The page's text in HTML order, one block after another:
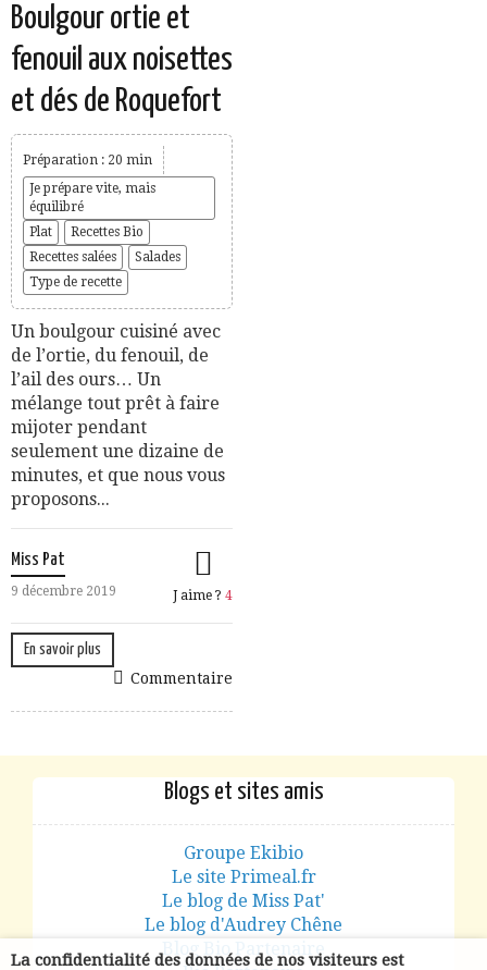
Boulgour ortie et
fenouil aux noisettes
et dés de Roquefort
Préparation : 20 min
Je prépare vite, mais
équilibré
Plat
Recettes Bio
Recettes salées
Salades
Type de recette
Un boulgour cuisiné avec
de l’ortie, du fenouil, de
l’ail des ours… Un
mélange tout prêt à faire
mijoter pendant
seulement une dizaine de
minutes, et que nous vous
proposons...
Miss Pat
9 décembre 2019 J aime ? 4
En savoir plus
Commentaire
Blogs et sites amis
Groupe Ekibio
Le site Primeal.fr
Le blog de Miss Pat'
Le blog d'Audrey Chêne
Blog Bio Partenaire
La confidentialité des données de nos visiteurs est